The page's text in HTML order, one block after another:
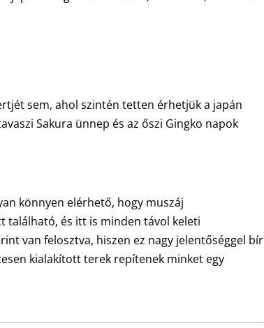
sem, ahol szintén tetten érhetjük a japán
Sakura ünnep és az őszi Gingko napok
könnyen elérhető, hogy muszáj
található, és itt is minden távol keleti
van felosztva, hiszen ez nagy jelentőséggel bír
kialakított terek repítenek minket egy